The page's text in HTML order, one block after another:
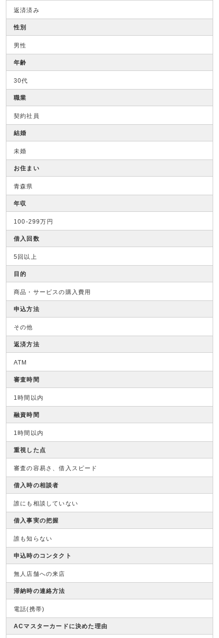
返済済み
性別
男性
年齢
30代
職業
契約社員
結婚
未婚
お住まい
青森県
年収
100-299万円
借入回数
5回以上
目的
商品・サービスの購入費用
申込方法
その他
返済方法
ATM
審査時間
1時間以内
融資時間
1時間以内
重視した点
審査の容易さ、借入スピード
借入時の相談者
誰にも相談していない
借入事実の把握
誰も知らない
申込時のコンタクト
無人店舗への来店
滞納時の連絡方法
電話(携帯)
ACマスターカードに決めた理由